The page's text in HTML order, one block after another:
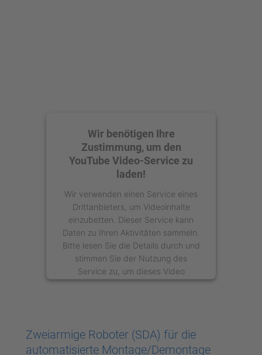
Wir benötigen Ihre
Zustimmung, um den
YouTube Video-Service zu
laden!
Wir verwenden einen Service eines
Drittanbieters, um Videoinhalte
einzubetten. Dieser Service kann
Daten zu Ihren Aktivitäten sammeln.
Bitte lesen Sie die Details durch und
stimmen Sie der Nutzung des
Service zu, um dieses Video
anzusehen.
Akzeptieren
Zweiarmige Roboter (SDA) für die
automatisierte Montage/Demontage